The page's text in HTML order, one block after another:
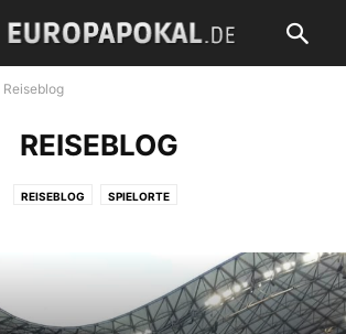
Reiseblog
REISEBLOG
REISEBLOG SPIELORTE